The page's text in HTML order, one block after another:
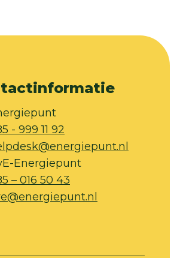
- 999 11 92
Energiepunt
– 016 50 43